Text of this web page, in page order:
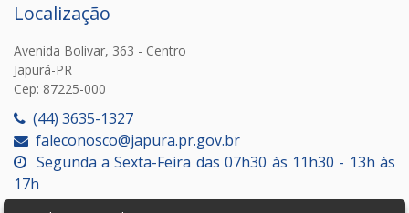
Localização
Avenida Bolivar, 363 - Centro
Japurá-PR
Cep: 87225-000
(44) 3635-1327
faleconosco@japura.pr.gov.br
Segunda a Sexta-Feira das 07h30 às 11h30 - 13h às
17h